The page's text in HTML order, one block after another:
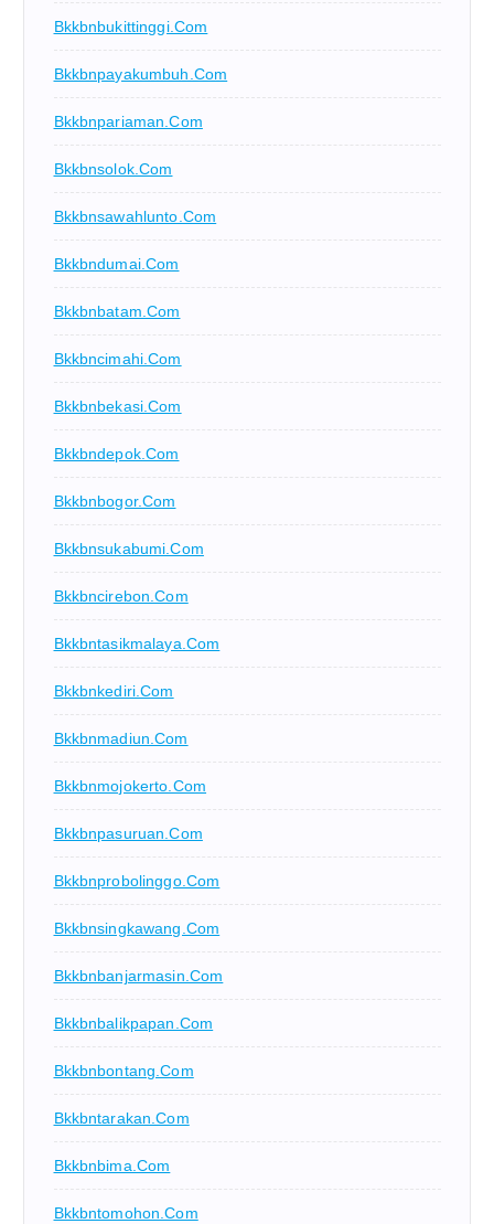
Bkkbnbukittinggi.com
Bkkbnpayakumbuh.com
Bkkbnpariaman.com
Bkkbnsolok.com
Bkkbnsawahlunto.com
Bkkbndumai.com
Bkkbnbatam.com
Bkkbncimahi.com
Bkkbnbekasi.com
Bkkbndepok.com
Bkkbnbogor.com
Bkkbnsukabumi.com
Bkkbncirebon.com
Bkkbntasikmalaya.com
Bkkbnkediri.com
Bkkbnmadiun.com
Bkkbnmojokerto.com
Bkkbnpasuruan.com
Bkkbnprobolinggo.com
Bkkbnsingkawang.com
Bkkbnbanjarmasin.com
Bkkbnbalikpapan.com
Bkkbnbontang.com
Bkkbntarakan.com
Bkkbnbima.com
Bkkbntomohon.com